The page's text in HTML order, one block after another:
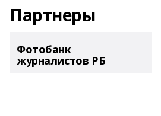
Партнеры
Фотобанк
журналистов РБ